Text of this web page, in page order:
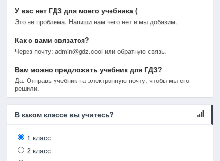
У вас нет ГДЗ для моего учебника (
Это не проблема. Напиши нам чего нет и мы добавим.
Как с вами связатся?
Через почту: admin@gdz.cool или обратную связь.
Вам можно предложить учебник для ГДЗ?
Да. Отправь учебник на электронную почту, чтобы мы его
решили.
В каком классе вы учитесь?
1 класс
2 класс